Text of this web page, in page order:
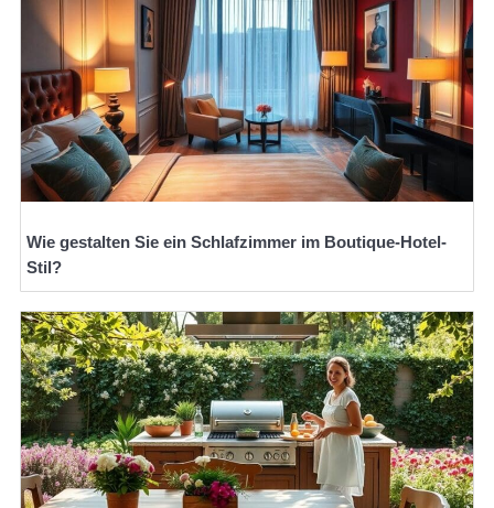
Wie gestalten Sie ein Schlafzimmer im Boutique-Hotel-
Stil?